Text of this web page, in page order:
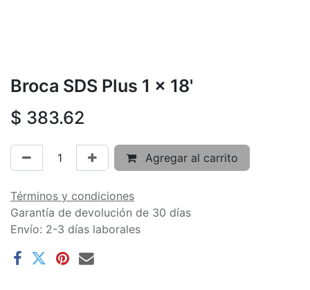
Broca SDS Plus 1 x 18'
$ 383.62
Agregar al carrito
Términos y condiciones
Garantía de devolución de 30 días
Envío: 2-3 días laborales